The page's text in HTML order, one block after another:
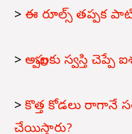
> ఈ రూల్స్ తప్పక
> అప్పులకు స్వస్తి
> కొత్త కోడలు రాగానే
చేయిస్తారు?